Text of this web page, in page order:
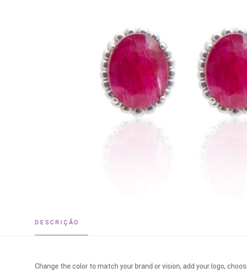
DESCRIÇÃO
Change the color to match your brand or vision, add your logo,